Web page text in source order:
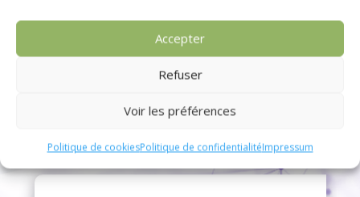
Accepter
Refuser
Voir les préférences
Politique de cookiesPolitique de confidentialitéImpressum